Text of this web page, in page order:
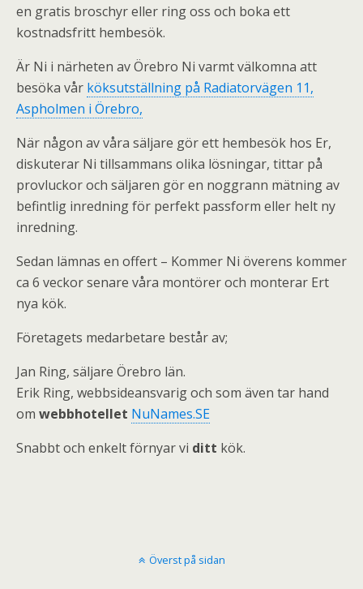
en gratis broschyr eller ring oss och boka ett
kostnadsfritt hembesök.
Är Ni i närheten av Örebro Ni varmt välkomna att
besöka vår köksutställning på Radiatorvägen 11,
Aspholmen i Örebro,
När någon av våra säljare gör ett hembesök hos Er,
diskuterar Ni tillsammans olika lösningar, tittar på
provluckor och säljaren gör en noggrann mätning av
befintlig inredning för perfekt passform eller helt ny
inredning.
Sedan lämnas en offert – Kommer Ni överens kommer
ca 6 veckor senare våra montörer och monterar Ert
nya kök.
Företagets medarbetare består av;
Jan Ring, säljare Örebro län.
Erik Ring, webbsideansvarig och som även tar hand
om webbhotellet NuNames.SE
Snabbt och enkelt förnyar vi ditt kök.
Överst på sidan